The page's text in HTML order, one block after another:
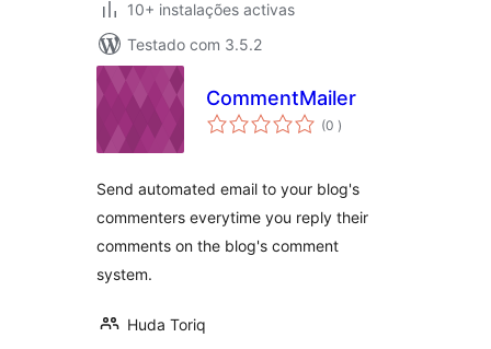
10+ instalações activas
Testado com 3.5.2
CommentMailer
(0 classificações
)
Send automated email to your blog's
commenters everytime you reply their
comments on the blog's comment
system.
Huda Toriq